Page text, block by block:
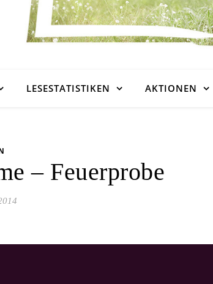
LESESTATISTIKEN AKTIONEN
– Feuerprobe